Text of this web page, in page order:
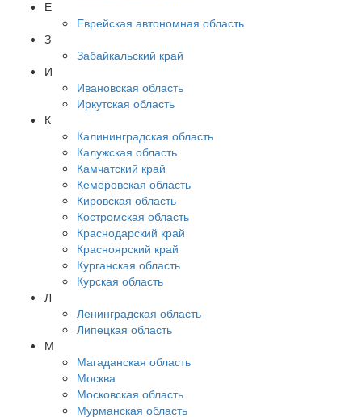
Е
Еврейская автономная область
З
Забайкальский край
И
Ивановская область
Иркутская область
К
Калининградская область
Калужская область
Камчатский край
Кемеровская область
Кировская область
Костромская область
Краснодарский край
Красноярский край
Курганская область
Курская область
Л
Ленинградская область
Липецкая область
М
Магаданская область
Москва
Московская область
Мурманская область